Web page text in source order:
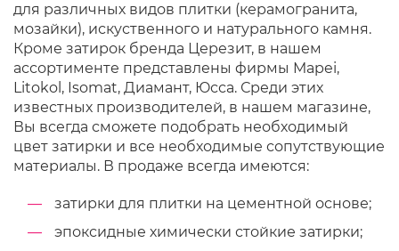
для различных видов плитки (керамогранита,
мозайки), искуственного и натурального камня.
Кроме затирок бренда Церезит, в нашем
ассортименте представлены фирмы Mapei,
Litokol, Isomat, Диамант, Юсса. Среди этих
известных производителей, в нашем магазине,
Вы всегда сможете подобрать необходимый
цвет затирки и все необходимые сопутствующие
материалы. В продаже всегда имеются:
затирки для плитки на цементной основе;
эпоксидные химически стойкие затирки;